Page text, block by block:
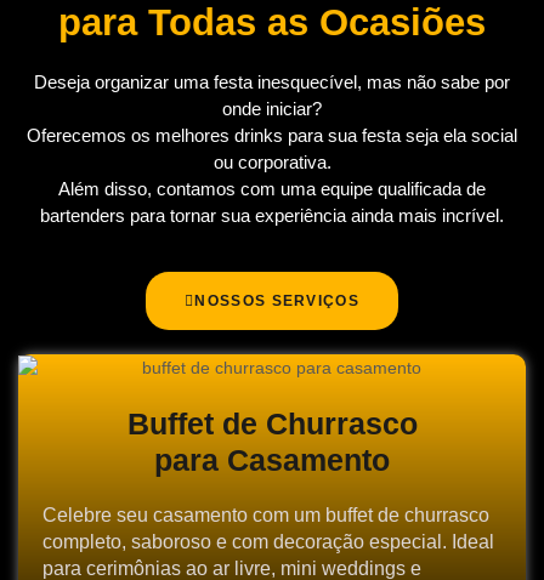
para Todas as Ocasiões
Deseja organizar uma festa inesquecível, mas não sabe por
onde iniciar?
Oferecemos os melhores drinks para sua festa seja ela social
ou corporativa.
Além disso, contamos com uma equipe qualificada de
bartenders para tornar sua experiência ainda mais incrível.
NOSSOS SERVIÇOS
Buffet de Churrasco
para Casamento
Celebre seu casamento com um buffet de churrasco
completo, saboroso e com decoração especial. Ideal
para cerimônias ao ar livre, mini weddings e